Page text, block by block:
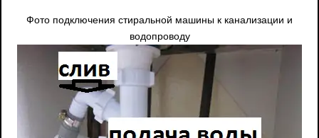
Фото подключения стиральной машины к канализации и
водопроводу